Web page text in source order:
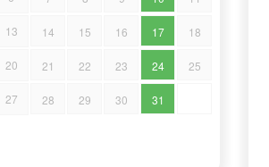
13 14 15 16 17 18
20 21 22 23 24 25
27 28 29 30 31